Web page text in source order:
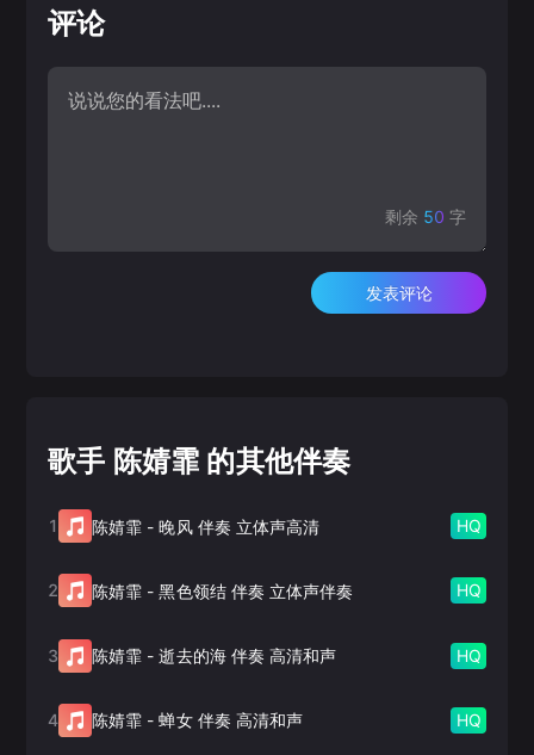
评论
剩余 50 字
发表评论
歌手 陈婧霏 的其他伴奏
1 陈婧霏 -晚风 伴奏 立体声高清 HQ
2 陈婧霏 -黑色领结 伴奏 立体声伴奏 HQ
3 陈婧霏 -逝去的海 伴奏 高清和声 HQ
4 陈婧霏 -蝉女 伴奏 高清和声 HQ